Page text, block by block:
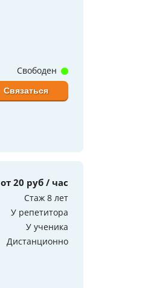
Свободен
Связаться
от 20 руб / час
Стаж 8 лет
У репетитора
У ученика
Дистанционно